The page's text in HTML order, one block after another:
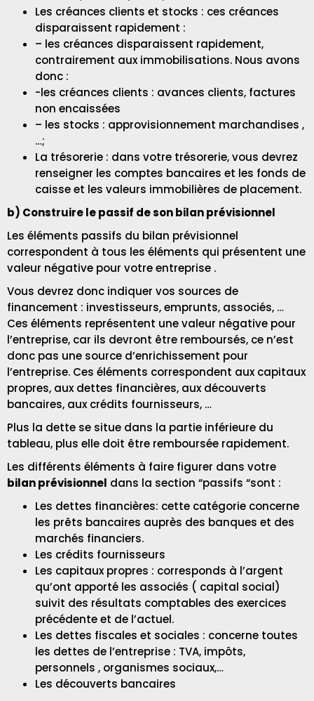
Les créances clients et stocks : ces créances
disparaissent rapidement :
– les créances disparaissent rapidement,
contrairement aux immobilisations. Nous avons
donc :
-les créances clients : avances clients, factures
non encaissées
– les stocks : approvisionnement marchandises ,
…;
La trésorerie : dans votre trésorerie, vous devrez
renseigner les comptes bancaires et les fonds de
caisse et les valeurs immobilières de placement.
b) Construire le passif de son bilan prévisionnel
Les éléments passifs du bilan prévisionnel
correspondent à tous les éléments qui présentent une
valeur négative pour votre entreprise .
Vous devrez donc indiquer vos sources de
financement : investisseurs, emprunts, associés, …
Ces éléments représentent une valeur négative pour
l’entreprise, car ils devront être remboursés, ce n’est
donc pas une source d’enrichissement pour
l’entreprise. Ces éléments correspondent aux capitaux
propres, aux dettes financières, aux découverts
bancaires, aux crédits fournisseurs, …
Plus la dette se situe dans la partie inférieure du
tableau, plus elle doit être remboursée rapidement.
Les différents éléments à faire figurer dans votre
bilan prévisionnel dans la section “passifs “sont :
Les dettes financières: cette catégorie concerne
les prêts bancaires auprès des banques et des
marchés financiers.
Les crédits fournisseurs
Les capitaux propres : corresponds à l’argent
qu’ont apporté les associés ( capital social)
suivit des résultats comptables des exercices
précédente et de l’actuel.
Les dettes fiscales et sociales : concerne toutes
les dettes de l’entreprise : TVA, impôts,
personnels , organismes sociaux,…
Les découverts bancaires